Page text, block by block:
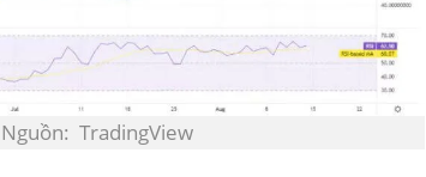
Nguồn: TradingView